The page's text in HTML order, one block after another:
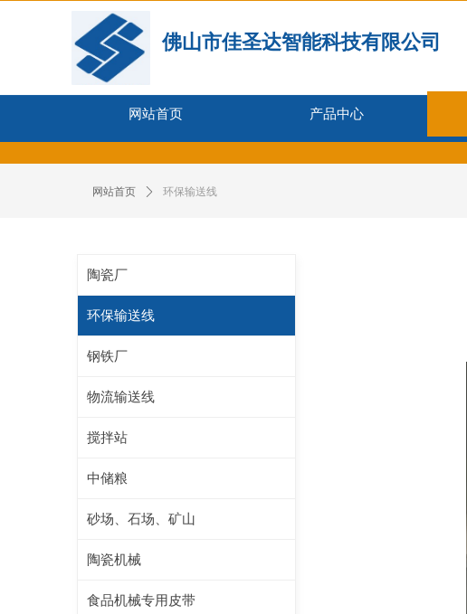
网站首页 产品中心
佛山市佳圣达智能科技有限公司
网站首页 ꄲ 环保输送线
陶瓷厂
环保输送线
钢铁厂
物流输送线
搅拌站
中储粮
砂场、石场、矿山
陶瓷机械
食品机械专用皮带